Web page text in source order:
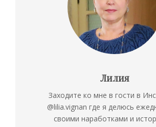
Лилия
Заходите ко мне в гости в
@lilia.vignan где я делюсь
своими наработками и